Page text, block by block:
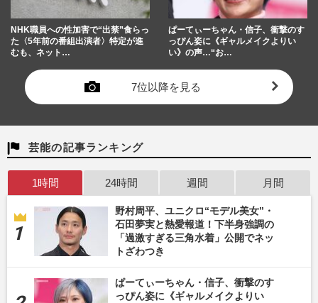
NHK職員への性加害で“出禁”食らっ
た〈5年前の番組出演者〉特定が進
むも、ネット…
ぱーてぃーちゃん・信子、衝撃のす
っぴん姿に《ギャルメイクよりい
い》の声…“お…
7位以降を見る
芸能の記事ランキング
1時間 24時間 週間 月間
野村周平、ユニクロ“モデル美女”・
石田夢実と熱愛報道！下半身強調の
「過激すぎる三角水着」公開でネッ
トざわつき
ぱーてぃーちゃん・信子、衝撃のす
っぴん姿に《ギャルメイクよりい